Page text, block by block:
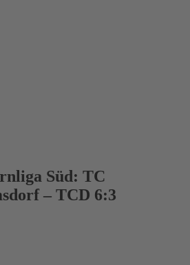
Süd: TC
– TCD 6:3